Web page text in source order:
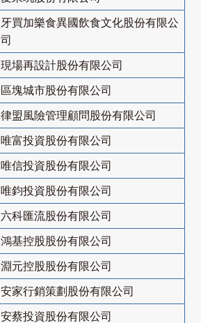
牙買加樂食異國飲食文化股份有限公
司
現場再設計股份有限公司
區塊城市股份有限公司
律盟風險管理顧問股份有限公司
唯富投資股份有限公司
唯信投資股份有限公司
唯鈞投資股份有限公司
六科匯流股份有限公司
鴻基控股股份有限公司
淵元控股股份有限公司
安家行銷策劃股份有限公司
安蔡投資股份有限公司